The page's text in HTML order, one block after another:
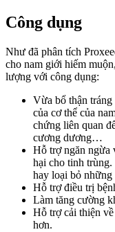
Công dụng
Như đã phân tích
cho nam giới hiếm
lượng với công dụng:
Vừa bổ thận
của cơ thể của
chứng liên quan
cương dương…
Hỗ trợ ngăn ngừa
hại cho tinh
hay loại bỏ
Hỗ trợ điều trị
Làm tăng cường
Hỗ trợ cải thiện
hơn.